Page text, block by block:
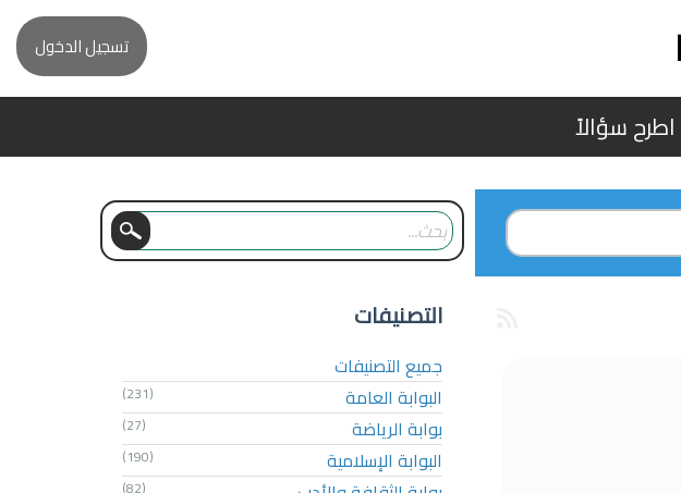
تسجيل الدخول
اطرح سؤالاً
التصنيفات
جميع التصنيفات
البوابة العامة
(231)
بوابة الرياضة (27)
البوابة الإسلامية (190)
(82)